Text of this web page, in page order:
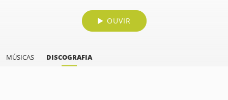
OUVIR
MÚSICAS DISCOGRAFIA